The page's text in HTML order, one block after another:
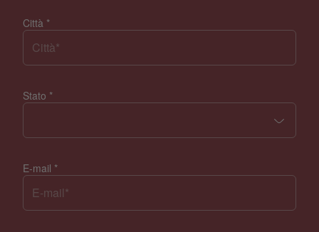
Città *
Stato *
E-mail *